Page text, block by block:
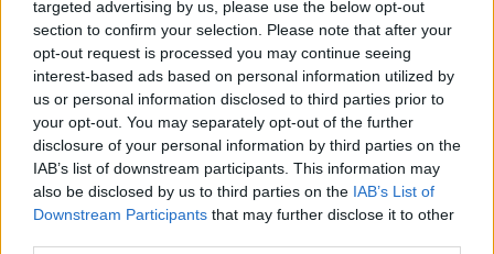
targeted advertising by us, please use the below opt-out
section to confirm your selection. Please note that after your
opt-out request is processed you may continue seeing
interest-based ads based on personal information utilized by
us or personal information disclosed to third parties prior to
your opt-out. You may separately opt-out of the further
disclosure of your personal information by third parties on the
IAB’s list of downstream participants. This information may
also be disclosed by us to third parties on the IAB’s List of
Downstream Participants that may further disclose it to other
Erdogan continua a sfidare l'Occidente
Libano, collasso economico e guerra civile
Johnson, da Trump a Biden alla Brexit
L'AUKUS e il Quad
Biden, primo presidente USA non in guerra
Papa Bergoglio vedrà Viktor Orbán
Bennet, un giorno in attesa di Biden
Il ritorno dei talebani
​La lenta agonia del Libano
Sudafrica, è allarme alimentare
Usa di nuovo al centro della geopolitica internazionale